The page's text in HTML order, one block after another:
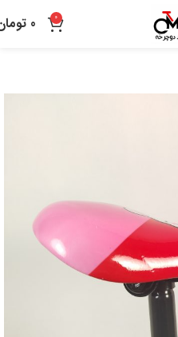
0
0